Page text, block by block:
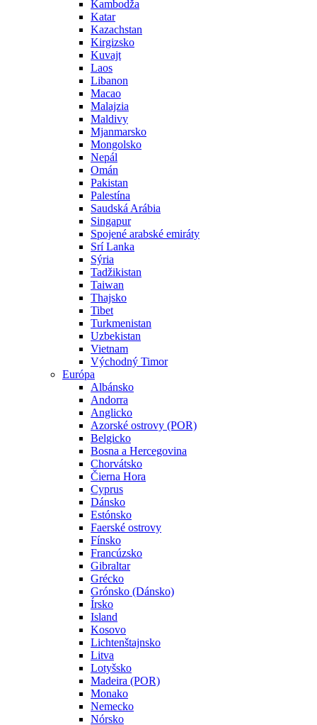
Kambodža
Katar
Kazachstan
Kirgizsko
Kuvajt
Laos
Libanon
Macao
Malajzia
Maldivy
Mjanmarsko
Mongolsko
Nepál
Omán
Pakistan
Palestína
Saudská Arábia
Singapur
Spojené arabské emiráty
Srí Lanka
Sýria
Tadžikistan
Taiwan
Thajsko
Tibet
Turkmenistan
Uzbekistan
Vietnam
Východný Timor
Európa
Albánsko
Andorra
Anglicko
Azorské ostrovy (POR)
Belgicko
Bosna a Hercegovina
Chorvátsko
Čierna Hora
Cyprus
Dánsko
Estónsko
Faerské ostrovy
Fínsko
Francúzsko
Gibraltar
Grécko
Grónsko (Dánsko)
Írsko
Island
Kosovo
Lichtenštajnsko
Litva
Lotyšsko
Madeira (POR)
Monako
Nemecko
Nórsko